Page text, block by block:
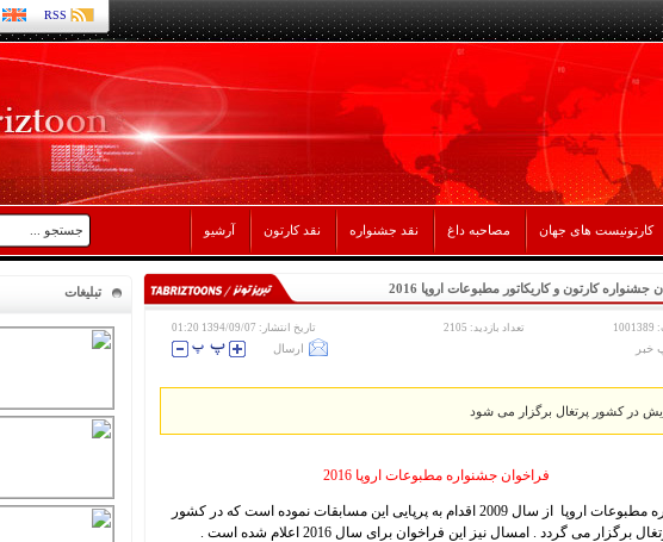
RSS
کارتونیست های جهان مصاحبه داغ نقد جشنواره نقد کارتون آرشیو
جشنواره کارتون و کاریکاتور مطبوعات اروپا 2016
تعداد بازدید: 2105 تاریخ انتشار: 1394/09/07 01:20
خبر ارسال
در کشور پرتغال برگزار می شود
فراخوان جشنواره مطبوعات اروپا 2016
جشنواره مطبوعات اروپا از سال 2009 اقدام به پرپایی این مسابقات نموده است که در کشور
پرتغال برگزار می گردد . امسال نیز این فراخوان برای سال 2016 اعلام شده است .
تبلیغات